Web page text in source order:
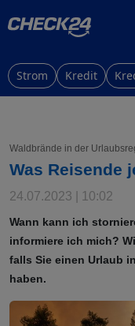
Strom Kredit
Waldbrände in der
Was Reisende
24.07.2023 | 10:02
Wann kann ich
informiere ich mich?
falls Sie einen Urlaub
haben.